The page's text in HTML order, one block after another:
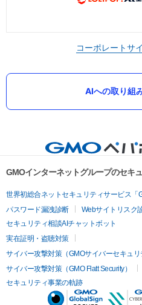
コーポレートサ
AIへの取り組
GMOインターネットグループのセキ
世界初総合ネットセキュリティサービス「
パスワード漏洩診断
Webサイトリスク
セキュリティ相談AIチャットボット
実在証明・盗聴対策
サイバー攻撃対策（GMOサイバーセキュリ
サイバー攻撃対策（GMO Flatt Security）
セキュリティ事業の軌跡